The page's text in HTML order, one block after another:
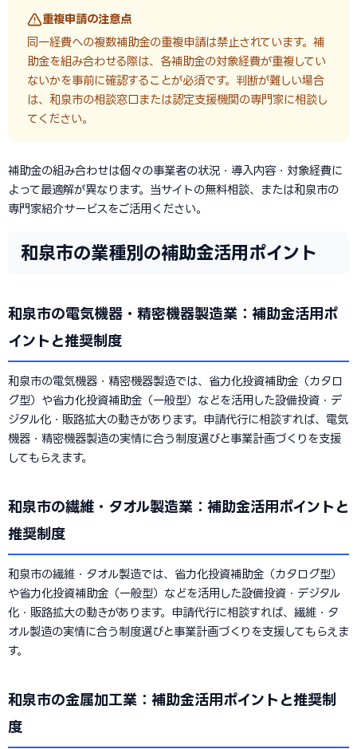
重複申請の注意点
同一経費への複数補助金の重複申請は禁止されています。補
助金を組み合わせる際は、各補助金の対象経費が重複してい
ないかを事前に確認することが必須です。判断が難しい場合
は、和泉市の相談窓口または認定支援機関の専門家に相談し
てください。
補助金の組み合わせは個々の事業者の状況・導入内容・対象経費に
よって最適解が異なります。当サイトの無料相談、または和泉市の
専門家紹介サービスをご活用ください。
和泉市の業種別の補助金活用ポイント
和泉市の電気機器・精密機器製造業：補助金活用ポ
イントと推奨制度
和泉市の電気機器・精密機器製造では、省力化投資補助金（カタロ
グ型）や省力化投資補助金（一般型）などを活用した設備投資・デ
ジタル化・販路拡大の動きがあります。申請代行に相談すれば、電気
機器・精密機器製造の実情に合う制度選びと事業計画づくりを支援
してもらえます。
和泉市の繊維・タオル製造業：補助金活用ポイントと
推奨制度
和泉市の繊維・タオル製造では、省力化投資補助金（カタログ型）
や省力化投資補助金（一般型）などを活用した設備投資・デジタル
化・販路拡大の動きがあります。申請代行に相談すれば、繊維・タ
オル製造の実情に合う制度選びと事業計画づくりを支援してもらえま
す。
和泉市の金属加工業：補助金活用ポイントと推奨制
度